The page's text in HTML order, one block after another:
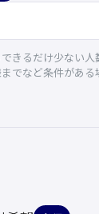
きるだけ少ない人
でなど条件があ